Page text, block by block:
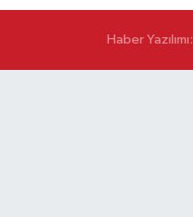
Haber Yazılımı: